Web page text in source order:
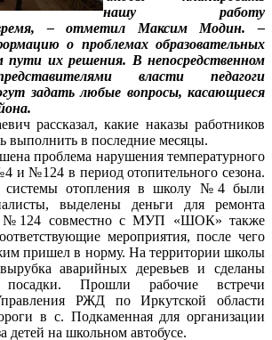
нашу работу
– отметил Максим Модин. –
о проблемах образовательных
их решения. В непосредственном
власти педагоги
задать любые вопросы, касающиеся
рассказал, какие наказы работников
выполнить в последние месяцы.
проблема нарушения температурного
и №124 в период отопительного сезона.
системы отопления в школу №4 были
выделены деньги для ремонта
№124 совместно с МУП «ШОК» также
мероприятия, после чего
пришел в норму. На территории школы
аварийных деревьев и сделаны
посадки. Прошли рабочие встречи
РЖД по Иркутской области
в с. Подкаменная для организации
детей на школьном автобусе.